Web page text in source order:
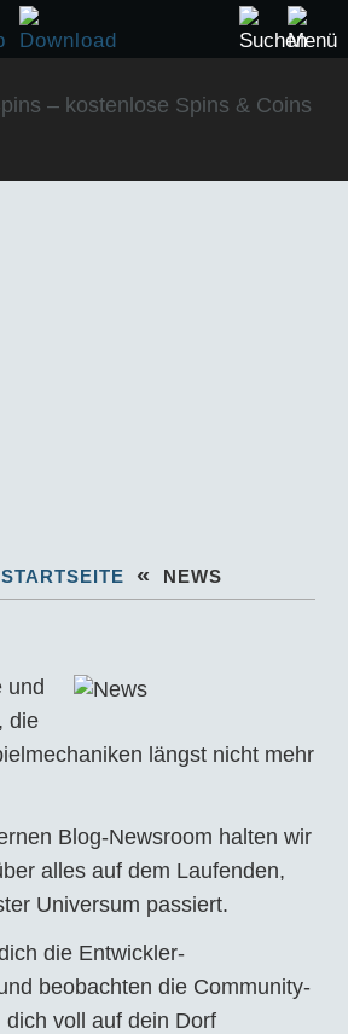
STARTSEITE « NEWS
und
die
längst nicht mehr
Blog-Newsroom halten wir
alles auf dem Laufenden,
Universum passiert.
die Entwickler-
beobachten die Community-
dich voll auf dein Dorf